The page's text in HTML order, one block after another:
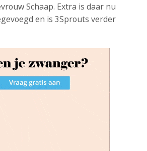
Schaap. Extra is daar nu
en is 3Sprouts verder